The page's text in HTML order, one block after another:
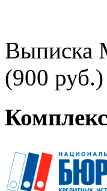
Выписка
(900 руб.)